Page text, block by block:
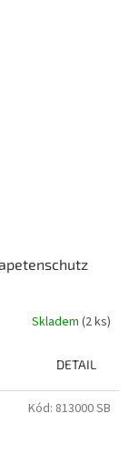
Skladem (2 ks)
DETAIL
Kód: 813000 SB